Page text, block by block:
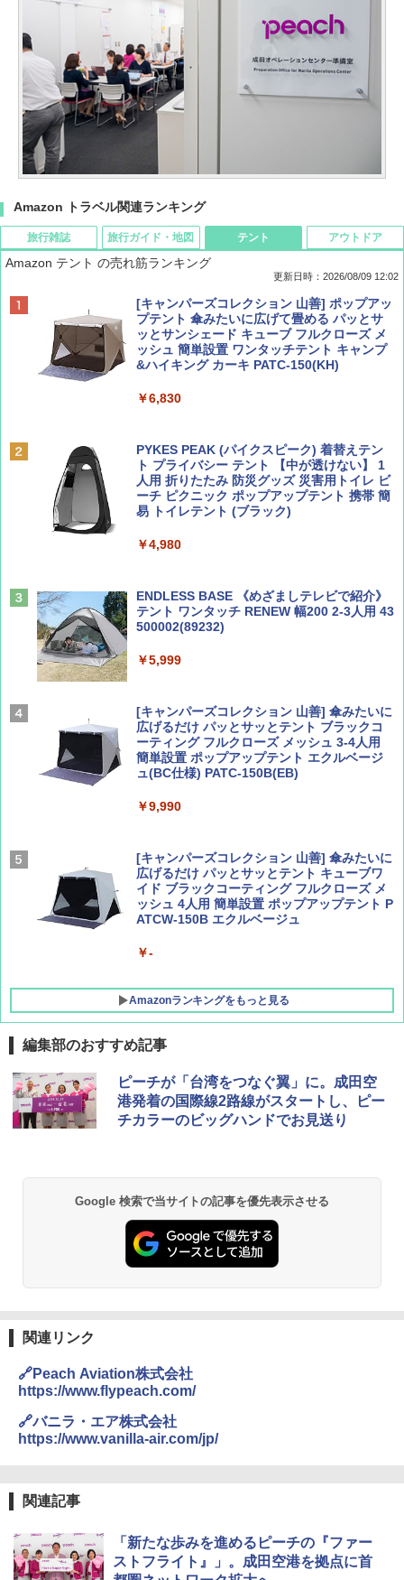
Amazon トラベル関連ランキング
旅行雑誌
BE-PAL(ビ-パル) 2026年 9 月号【特別付録:
SOTO ミニマル"旅"財布 ランダム2種】
￥1,500
￥713
AIRLINE（エアライン）2026年9月号【特
集】ボーイング110周年を祝して！
￥1,760
旅行ガイド・地図
地球の歩き方 スター・ウォーズ
￥2,695
￥2,079
球の歩き方A ヨーロッパ
ァキア 2026～2027 地球の歩き方A ヨーロッ
￥2,277
新しい日本地理 地図・統計・移動から読み
解く (講談社現代新書)
￥1,540
テント
Amazon テント の売れ筋ランキング
更新日時：2026/08/09 12:02
[キャンパーズコレクション 山善] ポップアッ
プテント 傘みたいに広げて畳める パッとサ
ッとサンシェード キューブ フルクローズ メ
ッシュ 簡単設置 ワンタッチテント キャンプ
&ハイキング カーキ PATC-150(KH)
￥6,830
PYKES PEAK (パイクスピーク) 着替えテン
ト プライバシー テント 【中が透けない】 1
人用 折りたたみ 防災グッズ 災害用トイレ ビ
ーチ ピクニック ポップアップテント 携帯 簡
易 トイレテント (ブラック)
￥4,980
ENDLESS BASE 《めざましテレビで紹介》
テント ワンタッチ RENEW 幅200 2-3人用 43
500002(89232)
￥5,999
[キャンパーズコレクション 山善] 傘みたいに
広げるだけ パッとサッとテント ブラックコ
ーティング フルクローズ メッシュ 3-4人用
簡単設置 ポップアップテント エクルベージ
ュ(BC仕様) PATC-150B(EB)
￥9,990
[キャンパーズコレクション 山善] 傘みたいに
広げるだけ パッとサッとテント キューブワ
イド ブラックコーティング フルクローズ メ
ッシュ 4人用 簡単設置 ポップアップテント P
ATCW-150B エクルベージュ
￥-
Amazonランキングをもっと見る
アウトドア
GRANDOOR ステンレス保冷剤 2個セット 2
026リニューアル 急速冷凍 空間倍増 衛生的
コンパクト 保冷力長持ち
ラソル ガーデン サイトシート付 折りたたみ
防水 UVカット 4段階高さ調整 軽量 収納袋付
き
￥6,459
秒）射程5～10m 安全ロック搭載 携帯収納袋
付き ヒグマ・イノシシ対策 自治体・教育機
関の購入実績 登山・キャンプ・アウトドア・
防災用品 長期保存可能 緊急時用 日本国内発
送
可能 安全ロック付き 高安全性 金属製耐久 コ
ンパクト多機能設計 持ち運び便利 アウトド
ア/オフィス/教育現場/展示会用 緑
編集部のおすすめ記事
ピーチが「台湾をつなぐ翼」に。成田空
港発着の国際線2路線がスタートし、ピー
チカラーのビッグハンドでお見送り
Google 検索で当サイトの記事を優先表示させる
関連リンク
🔗Peach Aviation株式会社
https://www.flypeach.com/
🔗バニラ・エア株式会社
https://www.vanilla-air.com/jp/
関連記事
「新たな歩みを進めるピーチの『ファー
ストフライト』」。成田空港を拠点に首